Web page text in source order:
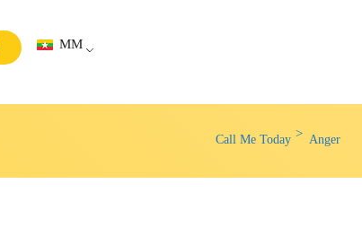
MM
Call Me Today Anger